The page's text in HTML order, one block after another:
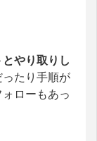
やり取りし
たり手順が
ローもあっ